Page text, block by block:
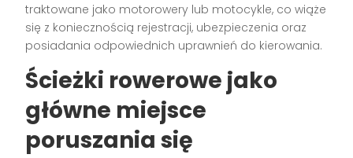
traktowane jako motorowery lub motocykle, co wiąże
się z koniecznością rejestracji, ubezpieczenia oraz
posiadania odpowiednich uprawnień do kierowania.
Ścieżki rowerowe jako
główne miejsce
poruszania się